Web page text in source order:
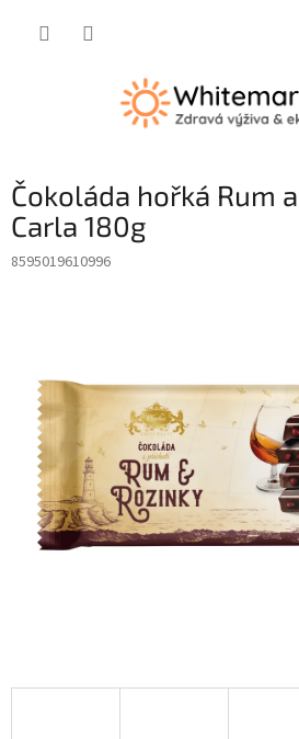
Čokoláda hořká Rum
Carla 180g
8595019610996